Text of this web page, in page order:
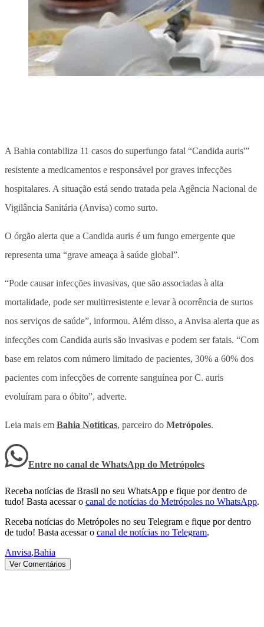
A Bahia contabiliza 11 casos do superfungo fatal “Candida auris'”
resistente a medicamentos e responsável por graves infecções
hospitalares. A situação está sendo tratada pela Agência Nacional de
Vigilância Sanitária (Anvisa) como surto.
O órgão alerta que a Candida auris é um fungo emergente que
representa uma “grave ameaça à saúde global”.
“Pode causar infecções invasivas, que são associadas à alta
mortalidade, pode ser multirresistente e levar à ocorrência de surtos
nos serviços de saúde”, informou. Além disso, a Anvisa alerta que as
infecções com Candida auris são invasivas e podem ser fatais. “Com
base em relatos com número limitado de pacientes, 30% a 60% dos
pacientes com infecções de corrente sanguínea por C. auris
evoluíram para o óbito”, adverte.
Leia mais em Bahia Notíticas, parceiro do Metrópoles.
Entre no canal de WhatsApp do Metrópoles
Receba notícias de Brasil no seu WhatsApp e fique por dentro de
tudo! Basta acessar o canal de notícias do Metrópoles no WhatsApp.
Receba notícias do Metrópoles no seu Telegram e fique por dentro
de tudo! Basta acessar o canal de notícias no Telegram.
Anvisa,Bahia
Ver Comentários